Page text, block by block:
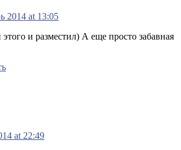
2014 at 13:05
и разместил) А еще просто забавная
at 22:49